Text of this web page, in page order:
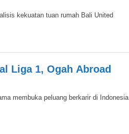
kekuatan tuan rumah Bali United
Liga 1, Ogah Abroad
membuka peluang berkarir di Indonesia